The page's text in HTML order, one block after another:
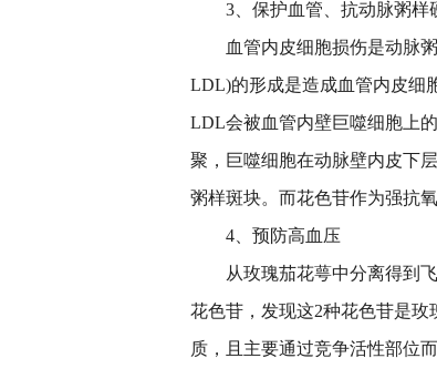
3、保护血管、抗动脉粥样
血管内皮细胞损伤是动脉
LDL)的形成是造成血管内皮细
LDL会被血管内壁巨噬细胞上
聚，巨噬细胞在动脉壁内皮下
粥样斑块。而花色苷作为强抗
4、预防高血压
从玫瑰茄花萼中分离得到
花色苷，发现这2种花色苷是
质，且主要通过竞争活性部位